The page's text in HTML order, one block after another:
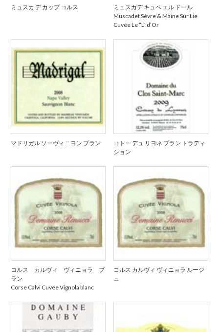
ミュスカ デ カップ コルス
ミュスカデ キュベ エル ドール
Muscadet Sèvre & Maine Sur Lie
Cuvée Le “L” d’Or
マドリガル ソーヴィニヨン ブラン
コトー デュ リヨネ ブラン トラディ
ション
コルス カルヴィ ヴィニョラ ブ
ラン
Corse Calvi Cuvée Vignola blanc
コルス カルヴィ ヴィニョラ ルージ
ュ